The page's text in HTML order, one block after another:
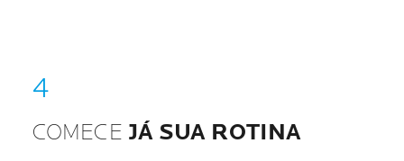
COMECE JÁ SUA ROTINA